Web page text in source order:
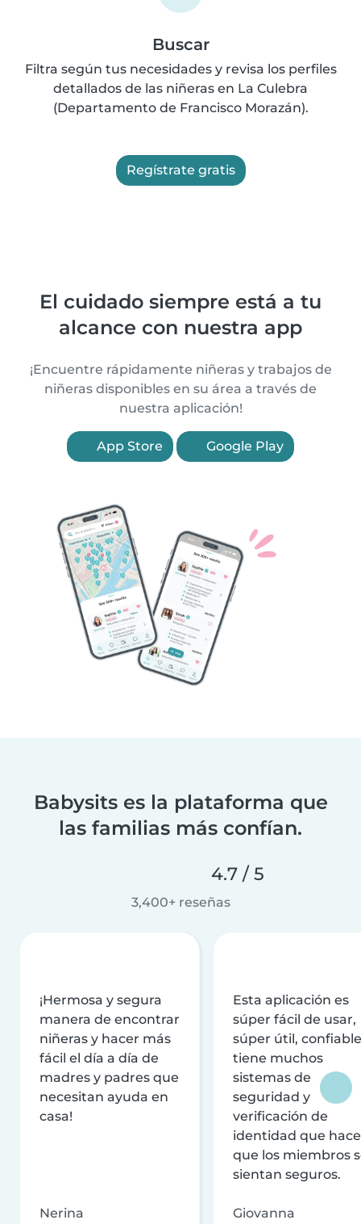
Buscar
Filtra según tus necesidades y revisa los perfiles
detallados de las niñeras en La Culebra
(Departamento de Francisco Morazán).
Regístrate gratis
El cuidado siempre está a tu
alcance con nuestra app
¡Encuentre rápidamente niñeras y trabajos de
niñeras disponibles en su área a través de
nuestra aplicación!
App Store Google Play
Babysits es la plataforma que
las familias más confían.
4.7 / 5
3,400+ reseñas
¡Hermosa y segura
manera de encontrar
niñeras y hacer más
fácil el día a día de
madres y padres que
necesitan ayuda en
casa!
Nerina
Esta aplicación es
súper fácil de usar,
súper útil,
tiene muchos
sistemas de
seguridad y
verificación de
identidad que
que los miembros
sientan seguros.
Giovanna